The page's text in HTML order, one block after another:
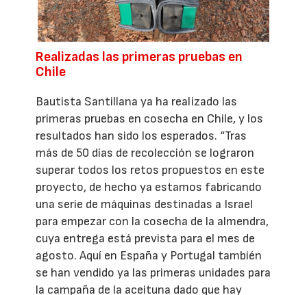
Realizadas las primeras pruebas en
Chile
Bautista Santillana ya ha realizado las
primeras pruebas en cosecha en Chile, y los
resultados han sido los esperados. “Tras
más de 50 días de recolección se lograron
superar todos los retos propuestos en este
proyecto, de hecho ya estamos fabricando
una serie de máquinas destinadas a Israel
para empezar con la cosecha de la almendra,
cuya entrega está prevista para el mes de
agosto. Aquí en España y Portugal también
se han vendido ya las primeras unidades para
la campaña de la aceituna dado que hay